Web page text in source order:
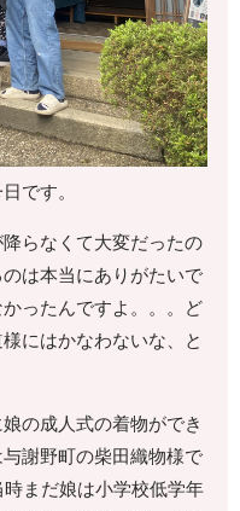
です。
らなくて大変だったの
は本当にありがたいで
ったんですよ。。。ど
にはかなわないな、と
の成人式の着物ができ
謝野町の柴田織物様で
まだ娘は小学校低学年